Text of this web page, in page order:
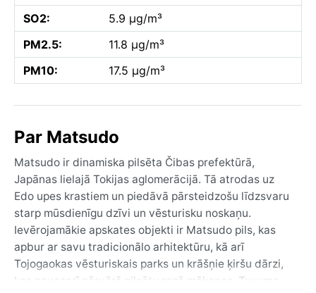
SO2:
5.9 µg/m³
PM2.5:
11.8 µg/m³
PM10:
17.5 µg/m³
Par Matsudo
Matsudo ir dinamiska pilsēta Čibas prefektūrā,
Japānas lielajā Tokijas aglomerācijā. Tā atrodas uz
Edo upes krastiem un piedāvā pārsteidzošu līdzsvaru
starp mūsdienīgu dzīvi un vēsturisku noskaņu.
Ievērojamākie apskates objekti ir Matsudo pils, kas
apbur ar savu tradicionālo arhitektūru, kā arī
Tojogaokas vēsturiskais parks un krāšņie ķiršu dārzi,
kas pavasarī pārvērš pilsētu rozā mākoņos. Tuvums